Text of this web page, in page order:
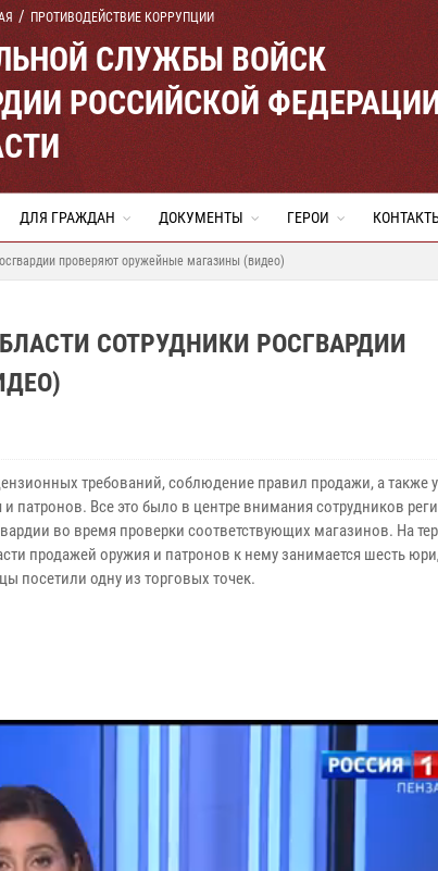
ПРОТИВОДЕЙСТВИЕ КОРРУПЦИИ
СЛУЖБЫ ВОЙСК
РОССИЙСКОЙ
ДЛЯ ГРАЖДАН ДОКУМЕНТЫ ГЕРОИ
проверяют оружейные магазины (видео)
СОТРУДНИКИ РОСГВАРДИИ
требований, соблюдение правил продажи, а также
патронов. Все это было в центре внимания сотрудников
во время проверки соответствующих магазинов. На
продажей оружия и патронов к нему занимается шесть
посетили одну из торговых точек.